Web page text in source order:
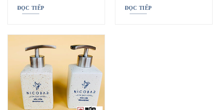
địa chỉ bán bình xịt nhà tắm màu nâu gốm sứ bát tràng địa chỉ bán
bình xịt nhà tắm màu nâu gốm bát tràng
ĐỌC TIẾP ĐỌC TIẾP